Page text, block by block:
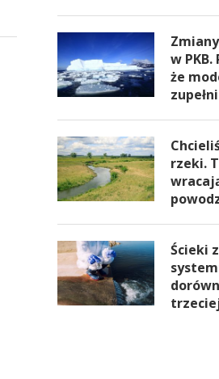
w
że
rzeki.
Ścieki